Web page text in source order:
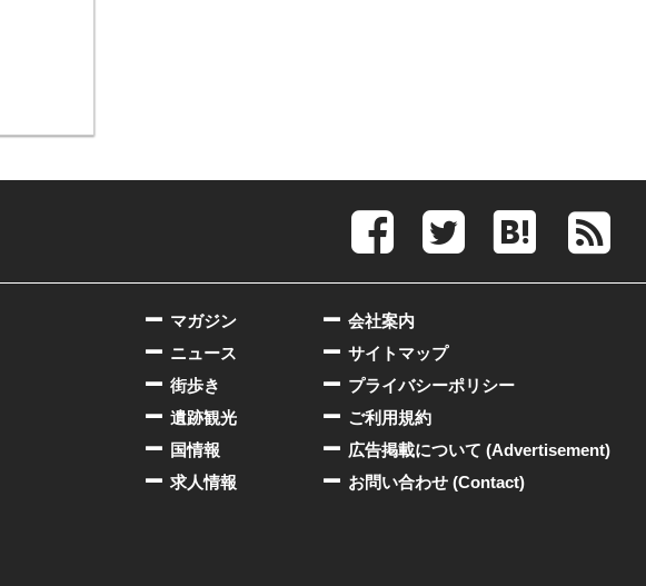
会社案内
サイトマップ
プライバシーポリシー
ご利用規約
広告掲載について (Advertisement)
お問い合わせ (Contact)
マガジン
ニュース
街歩き
遺跡観光
国情報
求人情報